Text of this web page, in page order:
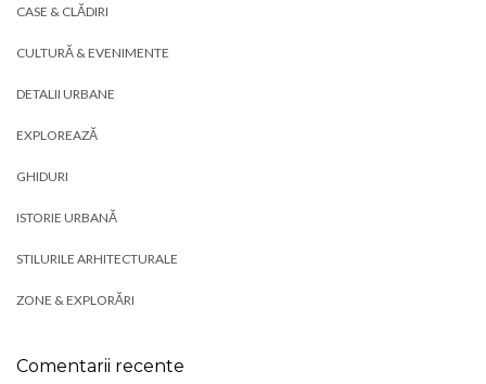
CASE & CLĂDIRI
CULTURĂ & EVENIMENTE
DETALII URBANE
EXPLOREAZĂ
GHIDURI
ISTORIE URBANĂ
STILURILE ARHITECTURALE
ZONE & EXPLORĂRI
Comentarii recente